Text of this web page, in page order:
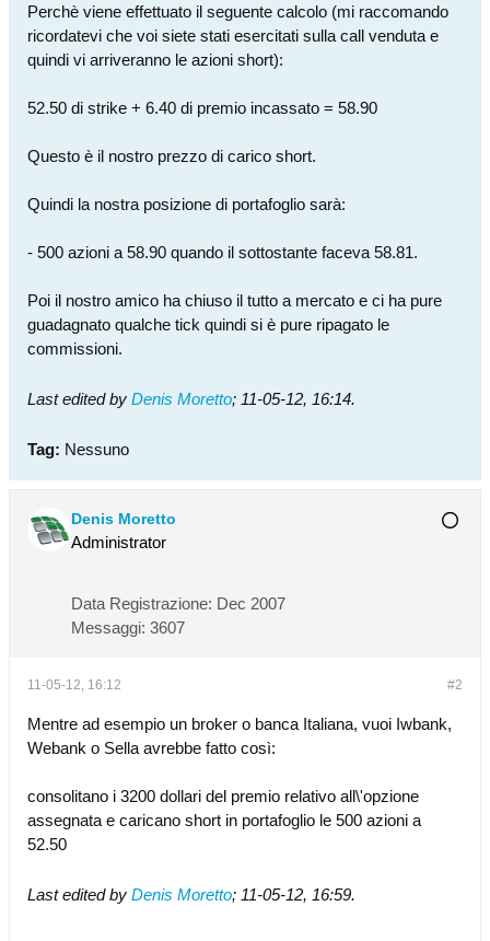
Perchè viene effettuato il seguente calcolo (mi raccomando
ricordatevi che voi siete stati esercitati sulla call venduta e
quindi vi arriveranno le azioni short):
52.50 di strike + 6.40 di premio incassato = 58.90
Questo è il nostro prezzo di carico short.
Quindi la nostra posizione di portafoglio sarà:
- 500 azioni a 58.90 quando il sottostante faceva 58.81.
Poi il nostro amico ha chiuso il tutto a mercato e ci ha pure
guadagnato qualche tick quindi si è pure ripagato le
commissioni.
Last edited by Denis Moretto; 11-05-12, 16:14.
Tag: Nessuno
Denis Moretto
Administrator
Data Registrazione: Dec 2007
Messaggi: 3607
#2
11-05-12, 16:12
Mentre ad esempio un broker o banca Italiana, vuoi Iwbank,
Webank o Sella avrebbe fatto così:
consolitano i 3200 dollari del premio relativo all\'opzione
assegnata e caricano short in portafoglio le 500 azioni a
52.50
Last edited by Denis Moretto; 11-05-12, 16:59.